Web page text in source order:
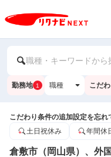
職種・キーワードから
勤務地 1 職種 こだ
こだわり条件の追加設定を忘れ
土日祝休み
年間休
倉敷市（岡山県）、外